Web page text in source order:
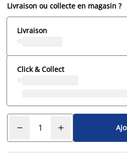
Livraison ou collecte en magasin ?
Livraison
Click & Collect